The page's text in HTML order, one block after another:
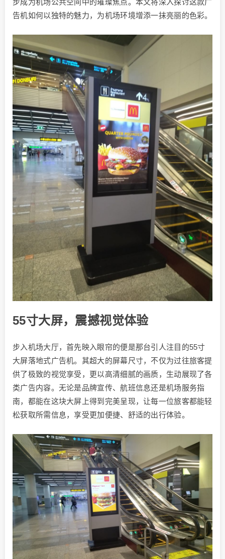
步成为机场公共空间中的璀璨焦点。本文将深入探讨这款广
告机如何以独特的魅力，为机场环境增添一抹亮丽的色彩。
55寸大屏，震撼视觉体验
步入机场大厅，首先映入眼帘的便是那台引人注目的55寸
大屏落地式广告机。其超大的屏幕尺寸，不仅为过往旅客提
供了极致的视觉享受，更以高清细腻的画质，生动展现了各
类广告内容。无论是品牌宣传、航班信息还是机场服务指
南，都能在这块大屏上得到完美呈现，让每一位旅客都能轻
松获取所需信息，享受更加便捷、舒适的出行体验。